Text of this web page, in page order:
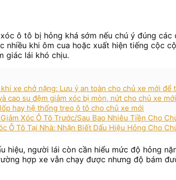
ô tô bị hỏng khá sớm nếu chú ý đúng
nhiều khi ôm cua hoặc xuất hiện tiếng cộc
giác lái khó chịu.
xe chở nặng: Lưu ý an toàn cho chủ xe mới để
cao su đệm giảm xóc bị mòn, nứt cho chủ xe mới
hay hệ thống treo ô tô cho chủ xe mới
Xóc Ô Tô Trước/Sau Bao Nhiêu Tiền Cho
Ô Tô Tại Nhà: Nhận Biết Dấu Hiệu Hỏng Cho
hiệu, người lái còn cần hiểu mức độ hỏng
hợp xe vẫn chạy được nhưng độ bám